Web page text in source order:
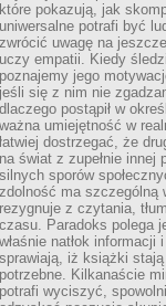
które pokazują, jak
uniwersalne potrafi być
zwrócić uwagę na
uczy empatii. Kiedy
poznajemy jego
jeśli się z nim nie
dlaczego postąpił w
ważna umiejętność w
łatwiej dostrzegać, że
na świat z zupełnie innej
silnych sporów
zdolność ma szczególną
rezygnuje z czytania,
czasu. Paradoks polega
właśnie natłok informacji
sprawiają, iż książki
potrzebne. Kilkanaście
potrafi wyciszyć,